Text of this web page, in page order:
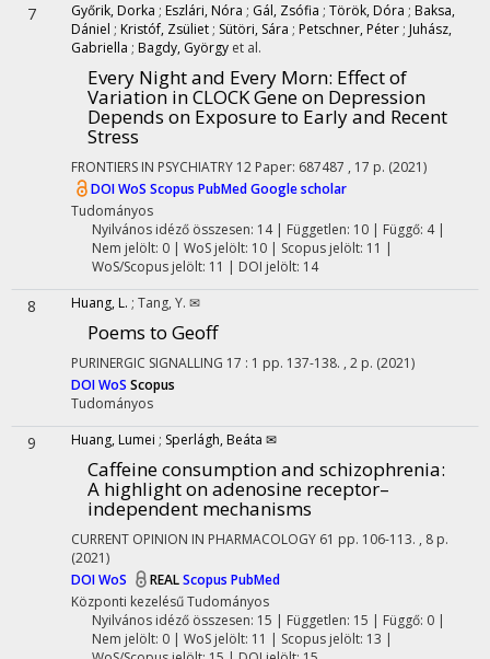
7 Győrik, Dorka ; Eszlári, Nóra ; Gál, Zsófia ; Török, Dóra ; Baksa,
Dániel ; Kristóf, Zsüliet ; Sütöri, Sára ; Petschner, Péter ; Juhász,
Gabriella ; Bagdy, György et al.
Every Night and Every Morn: Effect of
Variation in CLOCK Gene on Depression
Depends on Exposure to Early and Recent
Stress
FRONTIERS IN PSYCHIATRY 12 Paper: 687487 , 17 p. (2021)
DOIWoS Scopus PubMedGoogle scholar
Tudományos
Nyilvános idéző összesen: 14| Független: 10 | Függő: 4 |
Nem jelölt: 0 | WoS jelölt: 10 | Scopus jelölt: 11 |
WoS/Scopus jelölt: 11 | DOI jelölt: 14
8 Huang, L. ; Tang, Y. ✉
Poems to Geoff
PURINERGIC SIGNALLING 17 : 1 pp. 137-138. , 2 p. (2021)
DOIWoS Scopus
Tudományos
9 Huang, Lumei ; Sperlágh, Beáta ✉
Caffeine consumption and schizophrenia:
A highlight on adenosine receptor–
independent mechanisms
CURRENT OPINION IN PHARMACOLOGY 61 pp. 106-113. , 8 p.
(2021)
DOIWoS REALScopus PubMed
Központi kezelésűTudományos
Nyilvános idéző összesen: 15 | Független: 15 | Függő: 0 |
Nem jelölt: 0 | WoS jelölt: 11 | Scopus jelölt: 13 |